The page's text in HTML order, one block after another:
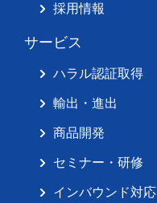
採用情報
サービス
ハラル認証取得
輸出・進出
商品開発
セミナー・研修
インバウンド対応